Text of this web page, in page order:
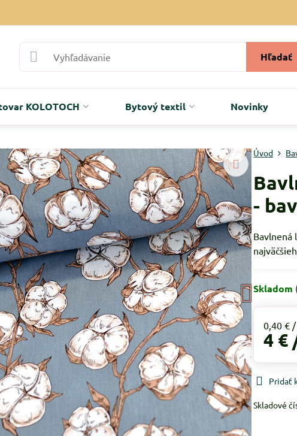
Hľadať
KOLOTOCH Bytový textil Novinky
Úvod
-
Bavlnená
Skladom
0,40 €
4 €
Pridať
Skladové